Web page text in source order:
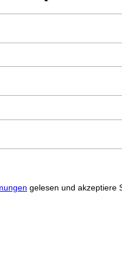
gelesen und akzeptiere